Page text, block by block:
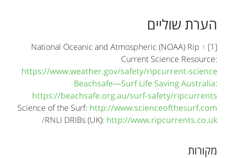
הערת שוליים
[1]
↑
National Oceanic and Atmospheric (NOAA) Rip
Current Science Resource:
https://www.weather.gov/safety/ripcurrent-science
Beachsafe—Surf Life Saving Australia:
https://beachsafe.org.au/surf-safety/ripcurrents
Science of the Surf: http://www.scienceofthesurf.com
RNLI DRIBs (UK): http://www.ripcurrents.co.uk/
מקורות